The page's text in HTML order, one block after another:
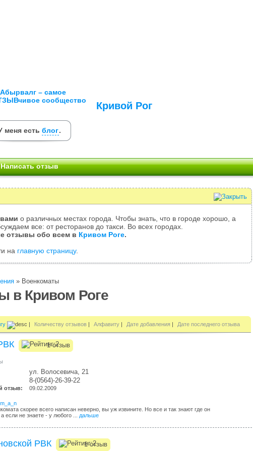
Кривой Рог
меня есть блог.
Написать отзыв
о различных местах города. Чтобы знать, что в городе хорошо, а
все: от ресторанов до такси. Во всех городах.
отзывы обо всем в Кривом Роге.
на главную страницу.
» Военкоматы
в Кривом Роге
| Количеству отзывов | Алфавиту | Дате добавления | Дате последнего отзыва
1 отзыв
ул. Волосевича, 21
8-(0564)-26-39-22
отзыв: 09.02.2009
m_a_n
скорее всего написан неверно, вы уж извините. Но все и так знают где он
если не знаете - у любого ... дальше
РВК 1 отзыв